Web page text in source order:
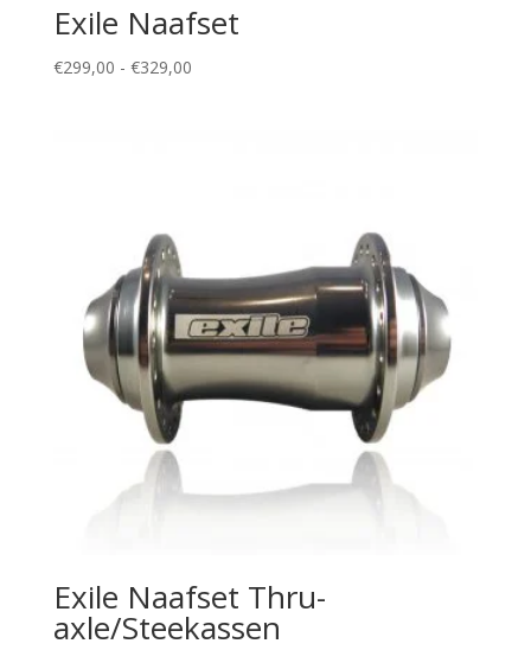
Exile Naafset
€299,00 - €329,00Prijsklasse:
Exile Naafset Thru-
axle/Steekassen